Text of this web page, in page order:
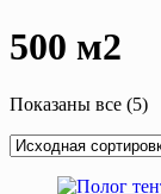
500 м2
Показаны все (5)